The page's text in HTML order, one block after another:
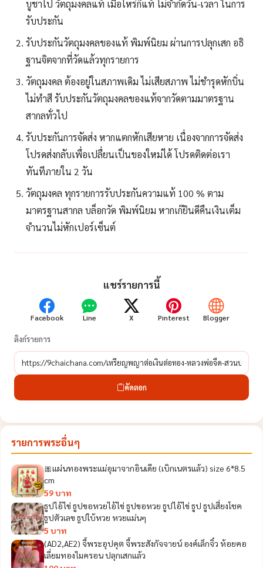
บูชาไป วัตถุมงคลแท้ เมื่อไหร่ก็แท้ ไม่จำกัดวัน-เวลา ในการ
รับประกัน
รับประกันวัตถุมงคลของแท้ พิมพ์นิยม ผ่านการปลุกเสก อธิ
ฐานจิตจากที่วัดแล้วทุกรายการ
วัตถุมงคล ต้องอยู่ในสภาพเดิม ไม่เสียสภาพ ไม่ชำรุดหักบิ่น
ไม่ทำสี รับประกันวัตถุมงคลของแท้จากวัดตามมาตรฐาน
สากลทั่วไป
รับประกันการจัดส่ง หากแตกหักเสียหาย เนื่องจากการจัดส่ง
โปรดส่งกลับเพื่อเปลื่ยนเป็นของใหม่ได้ โปรดติดต่อเรา
ทันทีภายใน 2 วัน
วัตถุมงคล ทุกรายการรับประกันความแท้ 100 % ตาม
มาตรฐานสากล บล็อกวัด พิมพ์นิยม หากเก๊ยินดีคืนเงินเต็ม
จำนวนไม่หักเปอร์เซ็นต์
แชร์รายการนี้
Facebook Line X Pinterest Blogger
ลิงก์รายการ
คัดลอก
รายการพระอื่นๆ
🎀แผ่นทองพระแม่อุมาจากอินเดีย (เบิกเนตรแล้ว) size 6*8.5
cm
59 บาท
ธูปไอ้ไข่ ธูปขอหวยไอ้ไข่ ธูปขอหวย ธูปไอ้ไข่ ธูป ธูปเสี่ยงโชค
ธูปตัวเลข ธูปใบ้หวย หวยแม่นๆ
5 บาท
(AD2,AE2) จี้พระอุปคุต จี้พระสังกัจจายน์ องค์เล็กจิ๋ว ห้อยคอ
เลี่ยมทองไมครอน ปลุกเสกแล้ว